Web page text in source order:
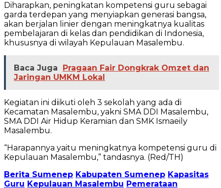
Diharapkan, peningkatan kompetensi guru sebagai
garda terdepan yang menyiapkan generasi bangsa,
akan berjalan linier dengan meningkatnya kualitas
pembelajaran di kelas dan pendidikan di Indonesia,
khususnya di wilayah Kepulauan Masalembu.
Baca Juga
Pragaan Fair Dongkrak Omzet dan
Jaringan UMKM Lokal
Kegiatan ini diikuti oleh 3 sekolah yang ada di
Kecamatan Masalembu, yakni SMA DDI Masalembu,
SMA DDI Air Hidup Keramian dan SMK Ismaeily
Masalembu.
“Harapannya yaitu meningkatnya kompetensi guru di
Kepulauan Masalembu,” tandasnya. (Red/TH)
Berita Sumenep Kabupaten Sumenep Kapasitas
Guru Kepulauan Masalembu Pemerataan